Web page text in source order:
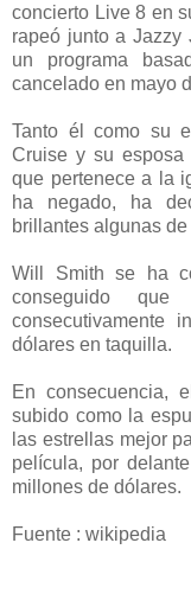
concierto Live 8 en
rapeó junto a Jazzy
un programa
cancelado en mayo
Tanto él como su
Cruise y su esposa
que pertenece a la
ha negado, ha
brillantes algunas
Will Smith se ha
conseguido
consecutivamente
dólares en taquilla.
En consecuencia,
subido como la
las estrellas mejor
película, por
millones de dólares.
Fuente : wikipedia